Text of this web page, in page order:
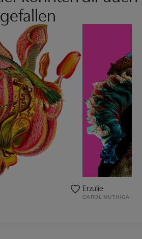
gefallen
Erzulie
CAROL MUTHIGA -